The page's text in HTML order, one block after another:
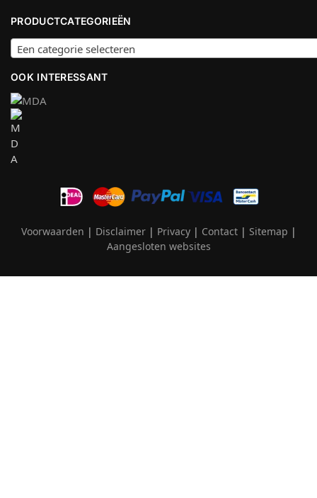
PRODUCTCATEGORIEËN
Een categorie selecteren
OOK INTERESSANT
Voorwaarden | Disclaimer| Privacy| Contact| Sitemap |
Aangesloten websites